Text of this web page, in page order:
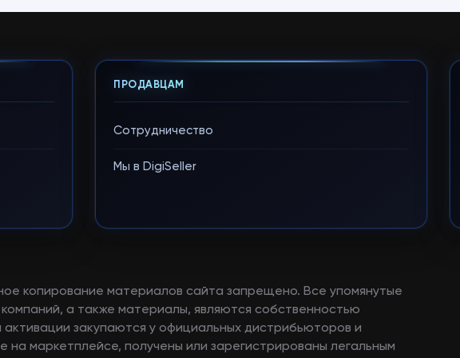
ПРОДАВЦАМ
Сотрудничество
Мы в DigiSeller
копирование материалов сайта запрещено. Все упомянутые
компаний, а также материалы, являются собственностью
закупаются у официальных дистрибьюторов и
на маркетплейсе, получены или зарегистрированы легальным